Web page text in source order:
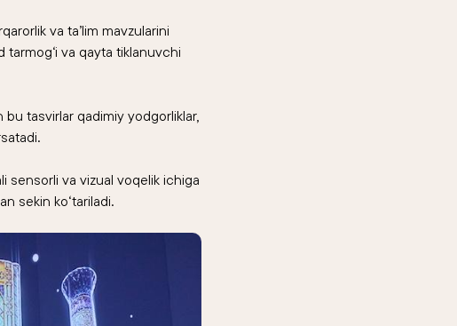
va ta’lim mavzularini
tarmog‘i va qayta tiklanuvchi
bu tasvirlar qadimiy yodgorliklar,
sensorli va vizual voqelik ichiga
sekin ko‘tariladi.